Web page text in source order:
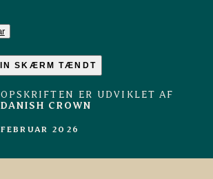
SKÆRM TÆNDT
OPSKRIFTEN ER UDVIKLET AF
DANISH CROWN
2026